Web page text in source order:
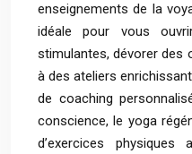
enseignements de la
idéale pour vous
stimulantes, dévorer des
à des ateliers
de coaching
conscience, le yoga
d’exercices physiques